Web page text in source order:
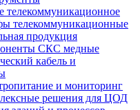
телекоммуникационное
телекоммуникационные
продукция
СКС медные
кабель и
и мониторинг
решения для ЦОД